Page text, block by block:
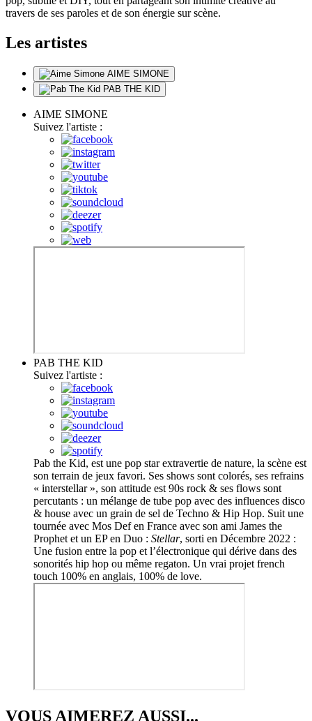
travers de ses paroles et de son énergie sur scène.
Les artistes
AIME SIMONE
PAB THE KID
AIME SIMONE
Suivez l'artiste :
PAB THE KID
Suivez l'artiste :
Pab the Kid, est une pop star extravertie de nature, la scène est
son terrain de jeux favori. Ses shows sont colorés, ses refrains
« interstellar », son attitude est 90s rock & ses flows sont
percutants : un mélange de tube pop avec des influences disco
& house avec un grain de sel de Techno & Hip Hop. Suit une
tournée avec Mos Def en France avec son ami James the
Prophet et un EP en Duo : Stellar, sorti en Décembre 2022 :
Une fusion entre la pop et l’électronique qui dérive dans des
sonorités hip hop ou même regaton. Un vrai projet french
touch 100% en anglais, 100% de love.
VOUS AIMEREZ AUSSI...